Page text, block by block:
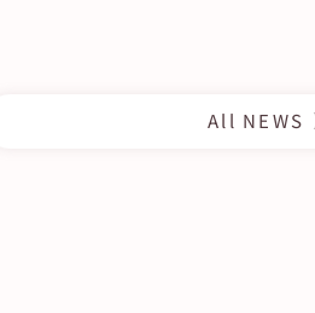
All NEWS